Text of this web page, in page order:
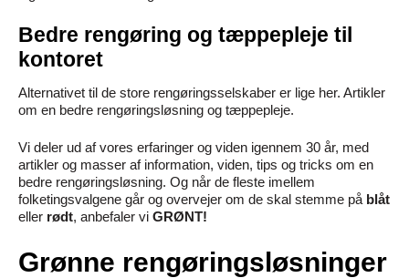
Bedre rengøring og tæppepleje til
kontoret
Alternativet til de store rengøringsselskaber er lige her. Artikler
om en bedre rengøringsløsning og tæppepleje.
Vi deler ud af vores erfaringer og viden igennem 30 år, med
artikler og masser af information, viden, tips og tricks om en
bedre rengøringsløsning. Og når de fleste imellem
folketingsvalgene går og overvejer om de skal stemme på blåt
eller rødt, anbefaler vi GRØNT!
Grønne rengøringsløsninger